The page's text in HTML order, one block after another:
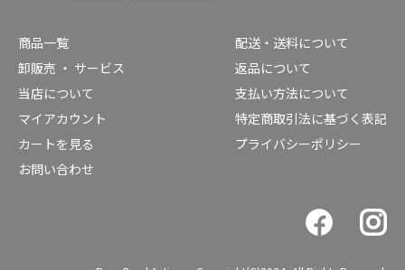
商品一覧
卸販売 ・ サービス
当店について
マイアカウント
カートを見る
お問い合わせ
配送・送料について
返品について
支払い方法について
特定商取引法に基づく表記
プライバシーポリシー